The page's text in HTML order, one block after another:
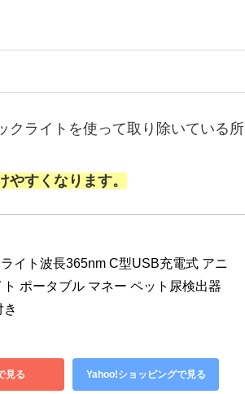
クライトを使って取り除いている所
すくなります。
イト波長365nm C型USB充電式 アニ
ポータブル マネー ペット尿検出器
見る Yahoo!ショッピングで見る